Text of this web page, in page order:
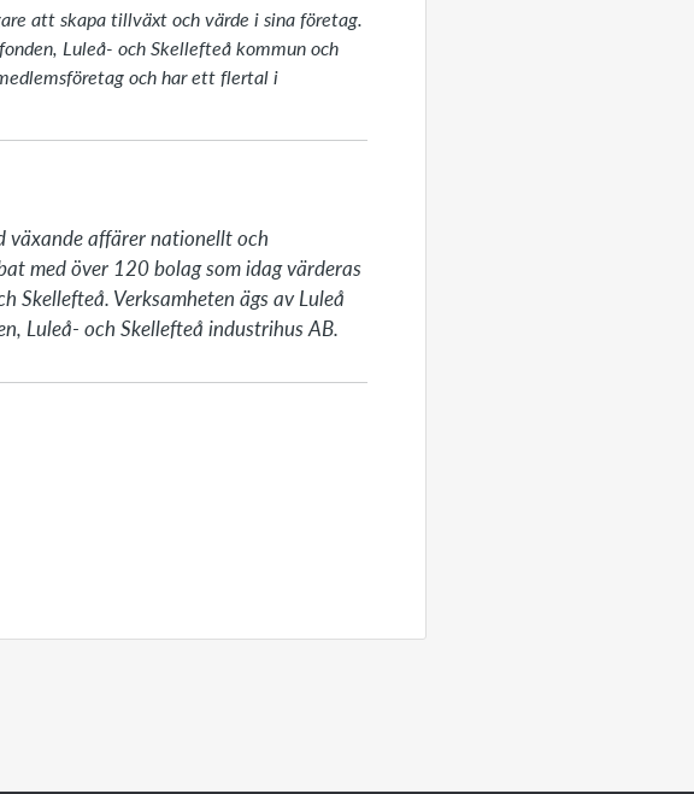
att skapa tillväxt och värde i sina företag.
Luleå- och Skellefteå kommun och
och har ett flertal i
växande affärer nationellt och
med över 120 bolag som idag värderas
Skellefteå. Verksamheten ägs av Luleå
Luleå- och Skellefteå industrihus AB.